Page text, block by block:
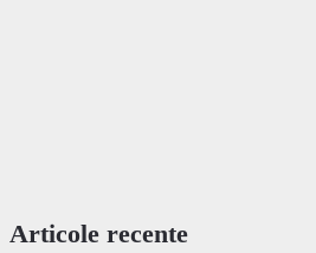
Articole recente